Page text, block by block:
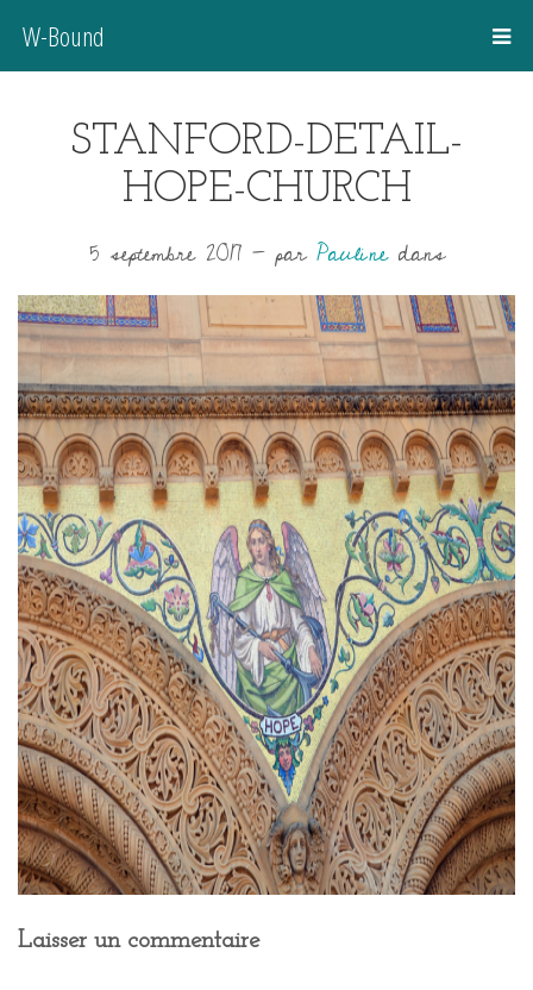
W-Bound
STANFORD-DETAIL-
HOPE-CHURCH
5 septembre 2017 -parPaulinedans
Laisser un commentaire